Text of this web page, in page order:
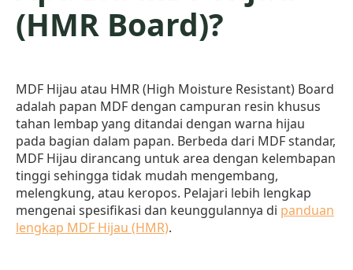
(HMR Board)?
MDF Hijau atau HMR (High Moisture Resistant) Board
adalah papan MDF dengan campuran resin khusus
tahan lembap yang ditandai dengan warna hijau
pada bagian dalam papan. Berbeda dari MDF standar,
MDF Hijau dirancang untuk area dengan kelembapan
tinggi sehingga tidak mudah mengembang,
melengkung, atau keropos. Pelajari lebih lengkap
mengenai spesifikasi dan keunggulannya di panduan
lengkap MDF Hijau (HMR).